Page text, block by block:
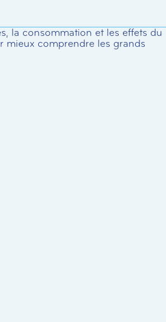
la consommation et les effets du
mieux comprendre les grands